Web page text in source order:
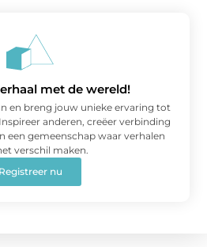
met de wereld!
en breng jouw unieke ervaring tot
anderen, creëer verbinding
een gemeenschap waar verhalen
verschil maken.
Registreer nu